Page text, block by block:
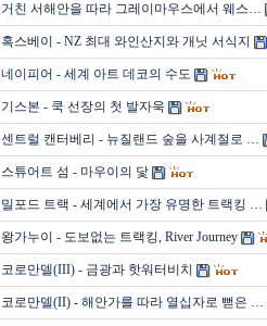
거친 서해안을 따라 그레이마우스에서 웨스…
혹스베이 - NZ 최대 와인산지와 개닛 서식지
네이피어 - 세계 아트 데코의 수도
기스본 - 쿡 선장의 첫 발자욱
센트럴 캔터베리 - 뉴질랜드 숲을 사계절로 …
스튜어트 섬 - 마우이의 닻
밀포드 트랙 - 세계에서 가장 유명한 트랙킹 …
왕가누이 - 도보없는 트랙킹, River Journey
코로만델(III) - 금광과 핫워터비치
코로만델(II) - 해안가를 따라 열십자로 뻗은 …